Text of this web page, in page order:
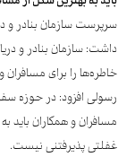
داشت: سازمان بنادر و
خاطره‌ها را برای مسافران
رسولی افزود: در حوزه
مسافران و همکاران باید
غفلتی پذیرفتنی نیست.